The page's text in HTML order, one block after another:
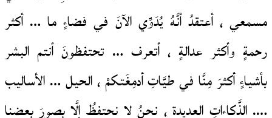
مسمعي ، أعتقدُ أنَّهُ يُدَوِّي الآنَ في فضاءٍ ما … أكثر
رحمةٍ وأكثر عدالةٍ ، أتعرف … تحتفظونَ أنتم البشر
بأشياءٍ أكثرَ مِنَّا في طيَّاتِ أدمِغَتكمْ ، الحيل … الأساليب
…. الذَّكاءاتِ العديدة ، نحنُ لا نحتفظُ إلَّا بصورَ بعضنا